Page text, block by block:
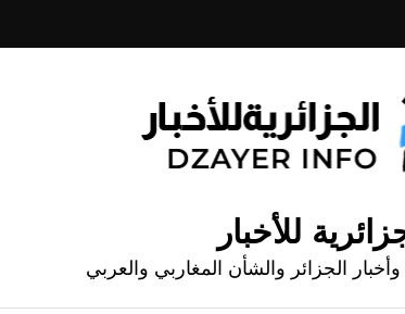
للأخبار
الجزائر والشأن المغاربي والعربي